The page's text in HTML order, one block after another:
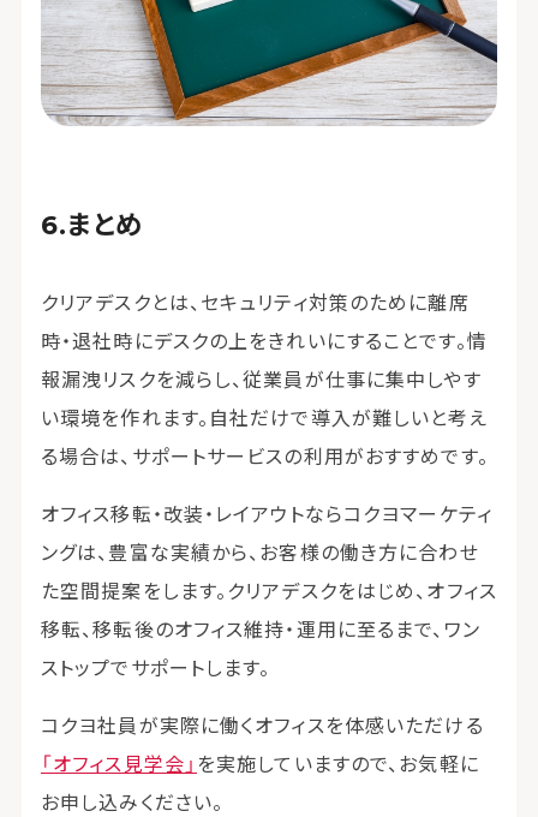
まとめ
クリアデスクとは、セキュリティ対策のために離席
時・退社時にデスクの上をきれいにすることです。情
報漏洩リスクを減らし、従業員が仕事に集中しやす
い環境を作れます。自社だけで導入が難しいと考え
る場合は、サポートサービスの利用がおすすめです。
オフィス移転・改装・レイアウトならコクヨマーケティ
ングは、豊富な実績から、お客様の働き方に合わせ
た空間提案をします。クリアデスクをはじめ、オフィス
移転、移転後のオフィス維持・運用に至るまで、ワン
ストップでサポートします。
コクヨ社員が実際に働くオフィスを体感いただける
「オフィス見学会」 を実施していますので、お気軽に
お申し込みください。